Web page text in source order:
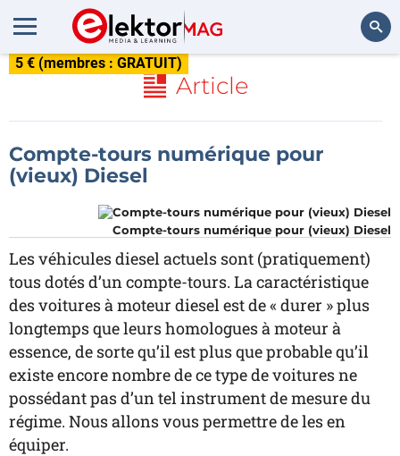
5 € (membres : GRATUIT)
Article
Compte-tours numérique pour
(vieux) Diesel
Compte-tours numérique pour (vieux) Diesel
Les véhicules diesel actuels sont (pratiquement)
tous dotés d’un compte-tours. La caractéristique
des voitures à moteur diesel est de « durer » plus
longtemps que leurs homologues à moteur à
essence, de sorte qu’il est plus que probable qu’il
existe encore nombre de ce type de voitures ne
possédant pas d’un tel instrument de mesure du
régime. Nous allons vous permettre de les en
équiper.